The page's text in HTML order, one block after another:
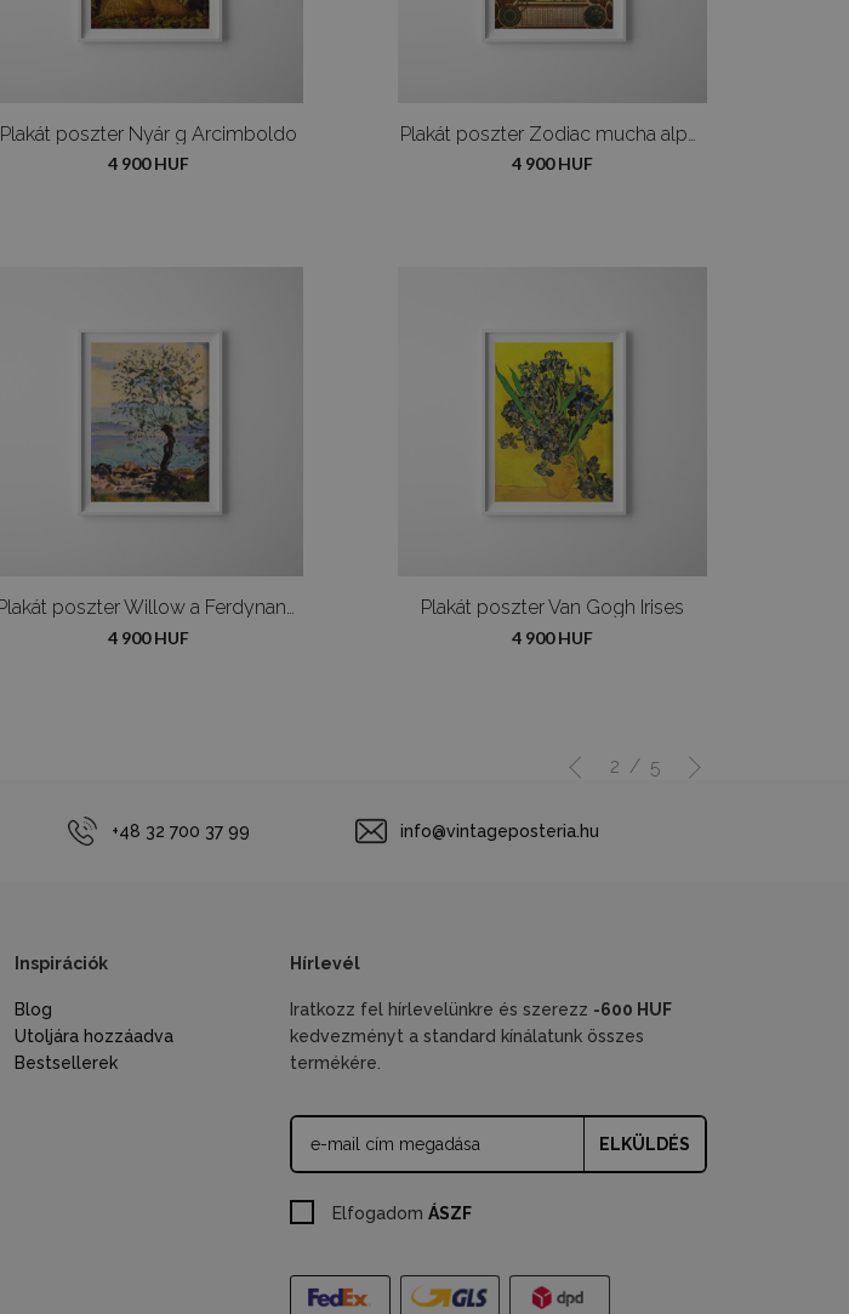
Plakát poszter Nyár g Arcimboldo
4 900 HUF 4 900 HUF
Plakát poszter Willow a Ferdynand Hodler-tónál
4 900 HUF
Plakát poszter Van Gogh Irises
4 900 HUF
2 / 5
+48 32 700 37 99 info@vintageposteria.hu
Inspirációk
Blog
Utoljára hozzáadva
Bestsellerek
Hírlevél
Iratkozz fel hírlevelünkre és szerezz -600 HUF
kedvezményt a standard kínálatunk összes
termékére.
ELKÜLDÉS
Elfogadom ÁSZF